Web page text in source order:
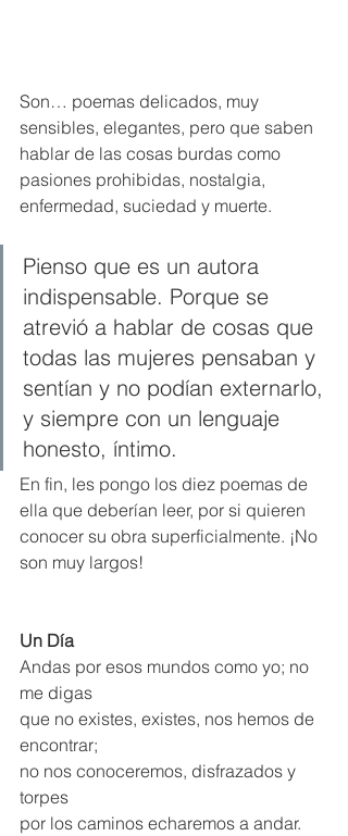
Son… poemas delicados, muy
sensibles, elegantes, pero que saben
hablar de las cosas burdas como
pasiones prohibidas, nostalgia,
enfermedad, suciedad y muerte.
Pienso que es un autora
indispensable. Porque se
atrevió a hablar de cosas que
todas las mujeres pensaban y
sentían y no podían externarlo,
y siempre con un lenguaje
honesto, íntimo.
En fin, les pongo los diez poemas de
ella que deberían leer, por si quieren
conocer su obra superficialmente. ¡No
son muy largos!
Un Día
Andas por esos mundos como yo; no
me digas
que no existes, existes, nos hemos de
encontrar;
no nos conoceremos, disfrazados y
torpes
por los caminos echaremos a andar.